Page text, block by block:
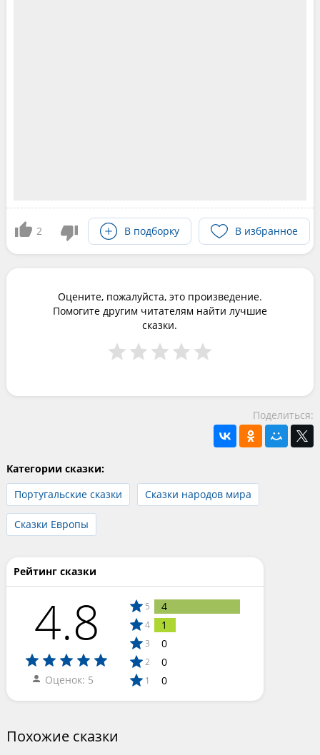
2 В подборку В избранное
Оцените, пожалуйста, это произведение.
Помогите другим читателям найти лучшие
сказки.
Поделиться:
Категории сказки:
Португальские сказки
Сказки народов мира
Сказки Европы
Рейтинг сказки
4.8
Оценок: 5
5 4
4 1
3 0
2 0
1 0
Похожие сказки